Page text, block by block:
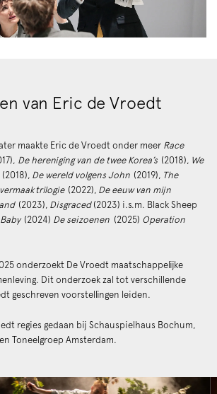
van Eric de Vroedt
maakte Eric de Vroedt onder meer Race
De hereniging van de twee Korea’s (2018), We
(2018), De wereld volgens John (2019), The
trilogie (2022), De eeuw van mijn
(2023), Disgraced (2023) i.s.m. Black Sheep
(2024) De seizoenen (2025) Operation
onderzoekt De Vroedt maatschappelijke
Dit onderzoek zal tot verschillende
geschreven voorstellingen leiden.
regies gedaan bij Schauspielhaus Bochum,
Toneelgroep Amsterdam.